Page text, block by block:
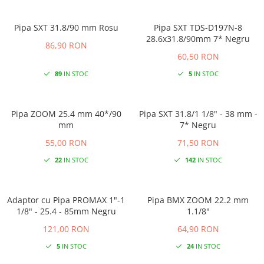
Pipa SXT 31.8/90 mm Rosu
86,90 RON
89IN STOC
Pipa SXT TDS-D197N-8
28.6x31.8/90mm 7* Negru
60,50 RON
5IN STOC
Pipa ZOOM 25.4 mm 40*/90
mm
55,00 RON
22IN STOC
Pipa SXT 31.8/1 1/8" - 38 mm -
7* Negru
71,50 RON
142IN STOC
Adaptor cu Pipa PROMAX 1"-1
1/8" - 25.4 - 85mm Negru
121,00 RON
5IN STOC
Pipa BMX ZOOM 22.2 mm
1.1/8"
64,90 RON
24IN STOC